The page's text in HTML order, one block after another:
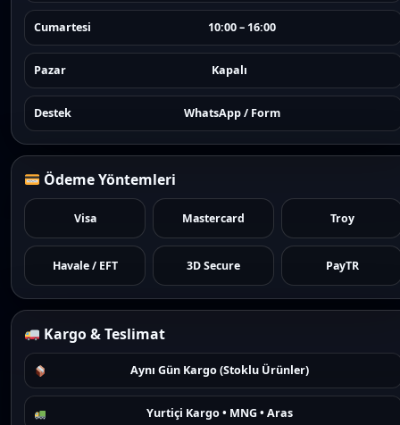
Cumartesi 10:00 – 16:00
Pazar Kapalı
Destek WhatsApp / Form
Ödeme Yöntemleri
Visa Mastercard Troy
Havale / EFT 3D Secure PayTR
Kargo & Teslimat
Aynı Gün Kargo (Stoklu Ürünler)
Yurtiçi Kargo • MNG • Aras